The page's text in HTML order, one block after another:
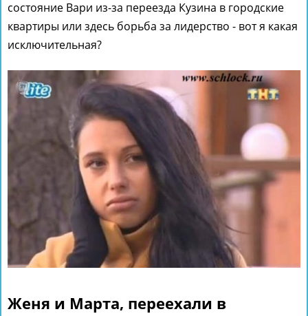
состояние Вари из-за переезда Кузина в городские
квартиры или здесь борьба за лидерство - вот я какая
исключительная?
Женя и Марта, переехали в